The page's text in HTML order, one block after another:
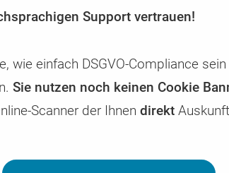
Support vertrauen!
wie einfach DSGVO-Compliance
Sie nutzen noch keinen Cookie
Scanner der Ihnen direkt